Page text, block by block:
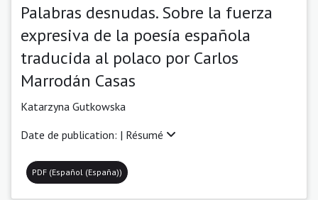
Palabras desnudas. Sobre la fuerza
expresiva de la poesía española
traducida al polaco por Carlos
Marrodán Casas
Katarzyna Gutkowska
Date de publication: | Résumé
PDF (Español (España))